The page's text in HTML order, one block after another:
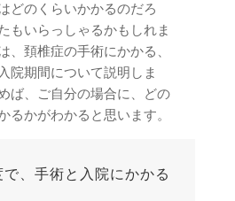
どのくらいかかるのだろ
もいらっしゃるかもしれま
、頚椎症の手術にかかる、
院期間について説明しま
ば、ご自分の場合に、どの
るかがわかると思います。
、手術と入院にかかる